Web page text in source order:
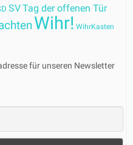
SVTag der offenen Tür
Wihr! WihrKasten
für unseren Newsletter